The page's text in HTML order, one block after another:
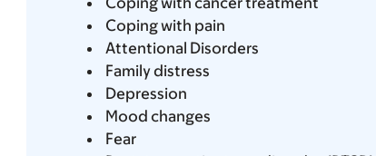
Coping with pain
Attentional Disorders
Family distress
Depression
Mood changes
Fear